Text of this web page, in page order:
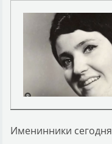
Именинники сегодня